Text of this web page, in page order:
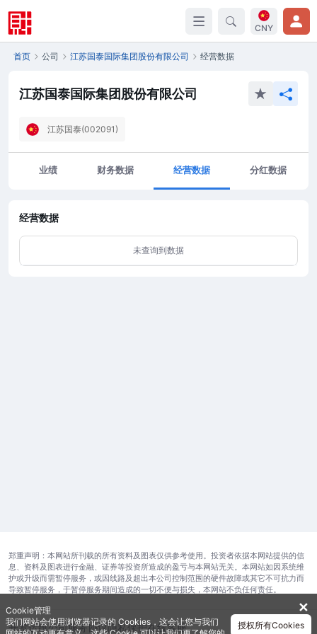
CNY
首页 公司 江苏国泰国际集团股份有限公司 经营数据
江苏国泰国际集团股份有限公司
江苏国泰(002091)
业绩 财务数据 经营数据 分红数据
经营数据
未查询到数据
郑重声明：本网站所刊载的所有资料及图表仅供参考使用。投资者依据本网站提供的信
息、资料及图表进行金融、证券等投资所造成的盈亏与本网站无关。本网站如因系统维
护或升级而需暂停服务，或因线路及超出本公司控制范围的硬件故障或其它不可抗力而
导致暂停服务，于暂停服务期间造成的一切不便与损失，本网站不负任何责任。
开发运维公司服务协议隐私保护在线客服
✕
Cookie管理
我们网站会使用浏览器记录的 Cookies，这会让您与我们
授权所有Cookies